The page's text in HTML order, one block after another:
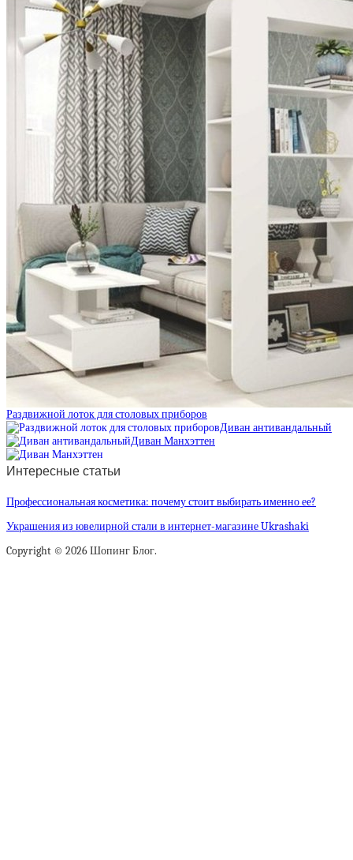
Раздвижной лоток для столовых приборов
Диван антивандальный
Диван Манхэттен
Интересные статьи
Профессиональная косметика: почему стоит выбирать именно ее?
Украшения из ювелирной стали в интернет-магазине Ukrashaki
Copyright © 2026 Шопинг Блог.